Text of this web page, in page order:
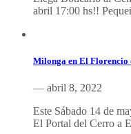
abril 17:00 hs!!
Milonga en El Florencio
— abril 8, 2022
Este Sábado 14 de
El Portal del Cerro a